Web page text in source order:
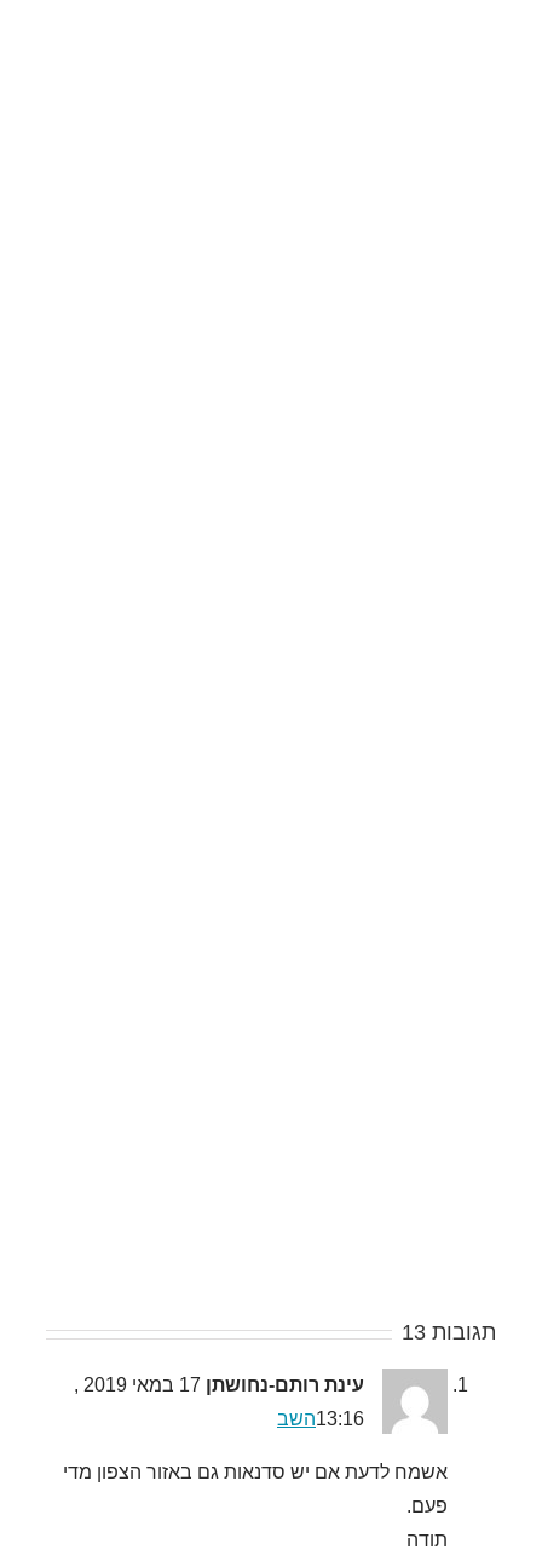
תגובות 13
עינת רותם-נחושתן
17 במאי 2019 ,
13:16השב
אשמח לדעת אם יש סדנאות גם באזור הצפון מדי
פעם.
תודה